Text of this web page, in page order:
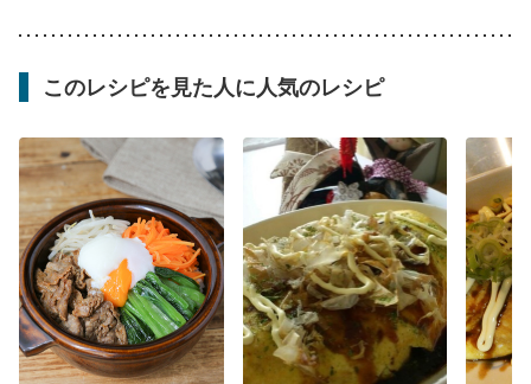
このレシピを見た人に人気のレシピ